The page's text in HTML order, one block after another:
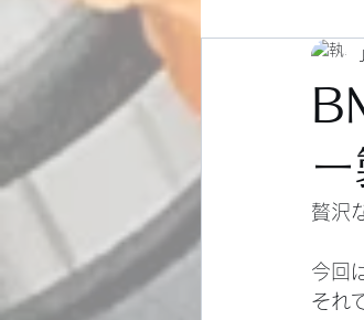
バイクイベント
贅沢
今回
それ